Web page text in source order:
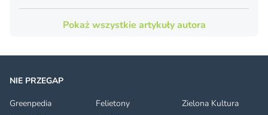
Pokaż wszystkie artykuły autora
NIE PRZEGAP
Greenpedia
Felietony
Zielona Kultura